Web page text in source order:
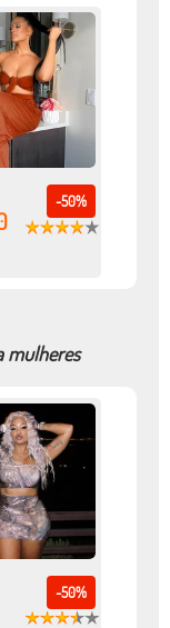
-50%
mulheres
-50%